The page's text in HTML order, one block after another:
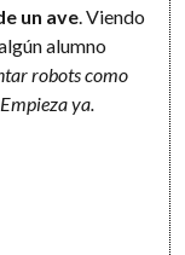
un ave . Viendo
alumno
robots como
ya.